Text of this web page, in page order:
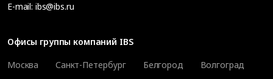
E-mail: ibs@ibs.ru
Офисы группы компаний IBS
Москва
Санкт-Петербург Белгород
Волгоград